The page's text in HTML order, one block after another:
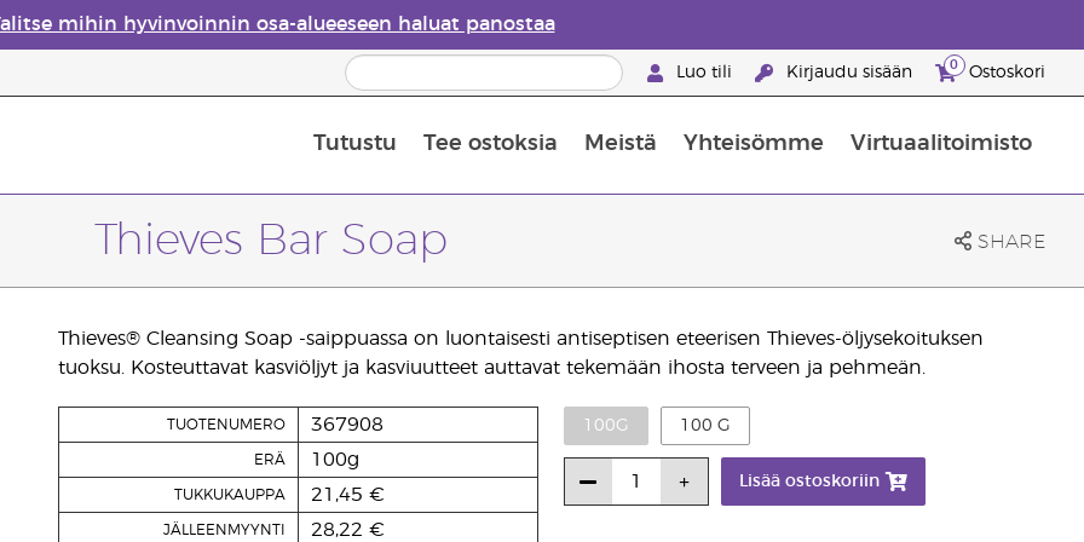
mihin hyvinvoinnin osa-alueeseen haluat panostaa
Luo tili Kirjaudu sisään 0 Ostoskori
Tutustu Tee ostoksia Meistä Yhteisömme Virtuaalitoimisto
Thieves Bar Soap SHARE
Thieves® Cleansing Soap -saippuassa on luontaisesti antiseptisen eteerisen Thieves-öljysekoituksen
tuoksu. Kosteuttavat kasviöljyt ja kasviuutteet auttavat tekemään ihosta terveen ja pehmeän.
TUOTENUMERO 367908
ERÄ 100g
TUKKUKAUPPA 21,45 €
JÄLLEENMYYNTI 28,22 €
100G 100 G
Lisää ostoskoriin